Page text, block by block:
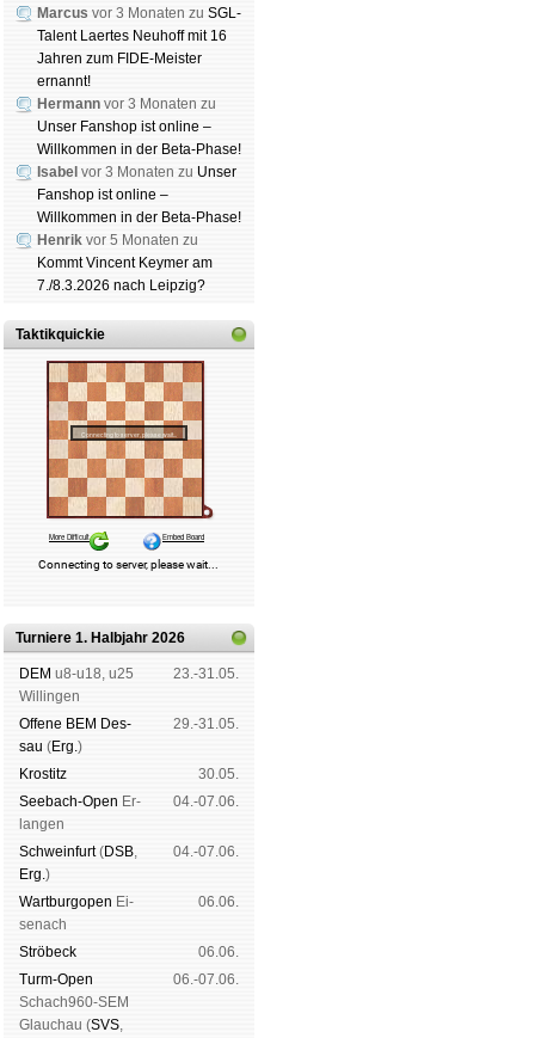
Marcus vor 3 Monaten zu SGL-
Talent Laertes Neuhoff mit 16
Jahren zum FIDE-Meister
ernannt!
Hermann vor 3 Monaten zu
Unser Fanshop ist online –
Willkommen in der Beta-Phase!
Isabel vor 3 Monaten zu Unser
Fanshop ist online –
Willkommen in der Beta-Phase!
Henrik vor 5 Monaten zu
Kommt Vincent Keymer am
7./8.3.2026 nach Leipzig?
Taktikquickie
Turniere 1. Halbjahr 2026
DEM u8-u18, u25
Wil­lin­gen
23.-31.05.
Offene BEM Des­
sau (Erg.)
29.-31.05.
Kros­titz
30.05.
See­bach-Open Er­
lan­gen
04.-07.06.
Schwein­furt(DSB,
Erg.)
04.-07.06.
Wart­burg­open Ei­
se­nach
06.06.
Strö­beck
06.06.
Turm-Open
Schach960-SEM
Glau­chau (SVS,
06.-07.06.